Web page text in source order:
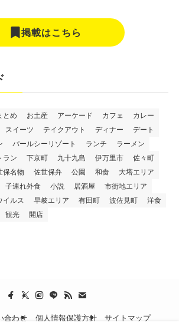
掲載はこちら
とめ お土産 アーケード カフェ
カレー
スイーツ テイクアウト ディナー
デート
パールシーリゾート ランチ
ラーメン
ラン 下京町 九十九島 伊万里市
佐々町
保名物 佐世保弁 公園 和食
大塔エリア
子連れ外食 小説 居酒屋
市街地エリア
イルス 早岐エリア 有田町 波佐見町
洋食
観光 開店
合わせ 個人情報保護方針 サイトマップ